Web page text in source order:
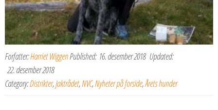
Forfatter:Harriet WiggenPublished: 16. desember 2018 Updated:
22. desember 2018
Category:Distrikter,Jaktrådet,NVC,Nyheter på forside,Årets hunder